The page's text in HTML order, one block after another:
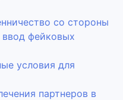
со стороны
ввод фейковых
условия для
партнеров в